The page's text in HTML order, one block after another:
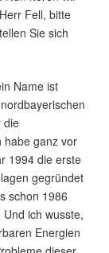
Fell, bitte
Sie sich
Name ist
die
habe ganz vor
1994 die erste
gegründet
schon 1986
ich wusste,
Energien